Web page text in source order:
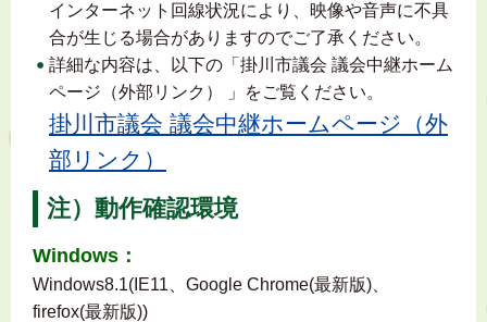
インターネット回線状況により、映像や音声に不具
合が生じる場合がありますのでご了承ください。
詳細な内容は、以下の「掛川市議会 議会中継ホーム
ページ（外部リンク） 」をご覧ください。
掛川市議会 議会中継ホームページ（外
部リンク）
注）動作確認環境
Windows：
Windows8.1(IE11、Google Chrome(最新版)、
firefox(最新版))